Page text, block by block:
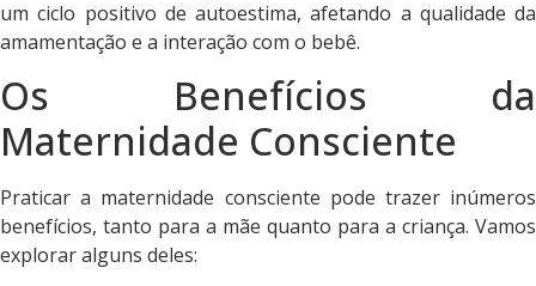
um ciclo positivo de autoestima, afetando a qualidade da
amamentação e a interação com o bebê.
Os Benefícios da
Maternidade Consciente
Praticar a maternidade consciente pode trazer inúmeros
benefícios, tanto para a mãe quanto para a criança. Vamos
explorar alguns deles: